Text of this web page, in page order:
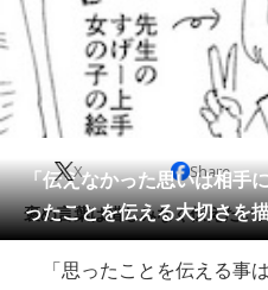
グルメ
住まい
会員記事
メディア
注目記事を集めた総合ページ
「伝えなかった思いは相手
ったことを伝える大切さを
X Share
褒め言葉は惜しみなく伝えたい
「思ったことを伝える事